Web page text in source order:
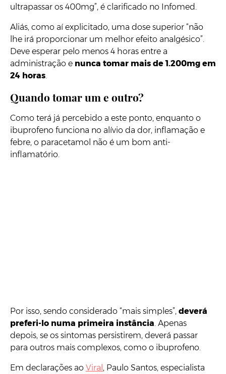
ultrapassar os 400mg”, é clarificado no Infomed.
Aliás, como aí explicitado, uma dose superior “não
lhe irá proporcionar um melhor efeito analgésico”.
Deve esperar pelo menos 4 horas entre a
administração e nunca tomar mais de 1.200mg em
24 horas
Quando tomar um e outro?
Como terá já percebido a este ponto, enquanto o
ibuprofeno funciona no alívio da dor, inflamação e
febre, o paracetamol não é um bom anti-
inflamatório.
Por isso, sendo considerado “mais simples”, deverá
preferi-lo numa primeira instância. Apenas
depois, se os sintomas persistirem, deverá passar
para outros mais complexos, como o ibuprofeno.
Em declarações ao Viral , Paulo Santos, especialista